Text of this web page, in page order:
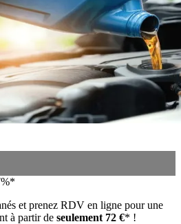
et prenez RDV en ligne pour une
à partir de seulement 72 €* !